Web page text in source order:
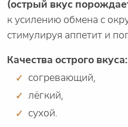
(острый вкус
к усилению обмена с
стимулируя аппетит и
Качества острого вкуса:
согревающий,
лёгкий,
сухой.